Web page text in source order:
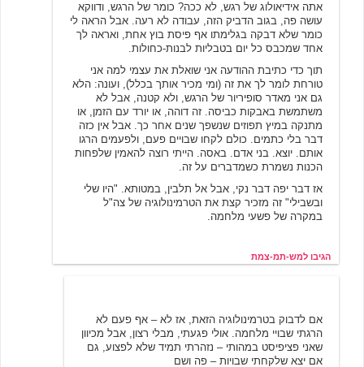
אתה אידיאולוג של רגש, לא ככה? כומר של הרגש, ודווקא
עושה פה, בגוב הדביק הזה, עבודה לא רעה. אבל הראה לי
כומר שלא דבקה בגלימתו אף פיסת בוץ אחת, ואראה לך
אחד שמכבס כל יום בטבליות לבנות-כחולות.
תוך כדי כתיבת ההודעה אני שואלת את עצמי למה אני
טורחת לומר לך את זה (ומי מכיר אותך בכלל), ועונה: הלא
גם אני מאדר סופיריור של הרגש, ולא קטנה, אבל לא
משתמשת באבקות כביסה. זה דוהה, או יורד עם הזמן, או
מתנקה במיץ תפוזים שנשפך שנים אחר כך. אבל אין כזה
דבר בלי כתמים. כולם לקחו שבויים פעם, ולפעמים הרגו
אותם. יוצא. בני אדם. באסה. הייתי רוצה להאמין שלפחות
הכנות נשמרת כשמדברים על זה.
אז דבר יפה דבר נקי, אבל אל תלבין, במטותא. "היו שלי
ובשבילי" זה מזכיר קצת את הטרמינולוגיה של צה"ל
במקרה של פשעי מלחמה.
הגיבו למש-תמ-צמת
אם לדבוק בטרמינולוגיה הזאת, אז לא – אף פעם לא
הרגתי שבויי מלחמה. אולי פגעתי, מבלי רצון, אבל מכיוון
שאני פציפיסט במהותי – נזהרתי תמיד שלא לפצוע, גם
אם יצא שלקחתי שבויות – פה ושם